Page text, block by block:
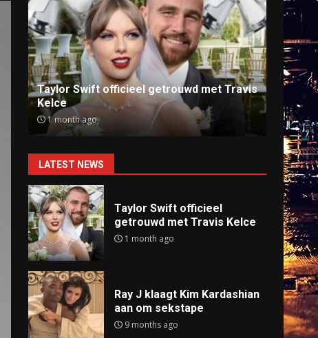
Ray J klaagt Kim Kardashian aan om
sekstape
9 months ago
Anti-
9
LATEST NEWS
Taylor Swift officieel
getrouwd met Travis Kelce
1 month ago
Ray J klaagt Kim Kardashian
aan om sekstape
9 months ago